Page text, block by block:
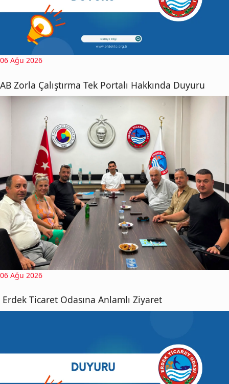
06 Ağu 2026
AB Zorla Çalıştırma Tek Portalı Hakkında Duyuru
06 Ağu 2026
Erdek Ticaret Odasına Anlamlı Ziyaret